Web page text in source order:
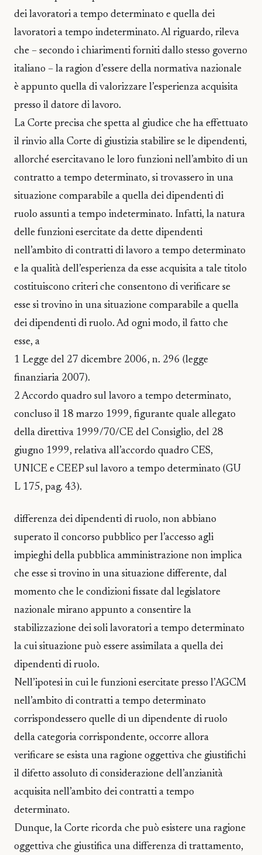
dei lavoratori a tempo determinato e quella dei
lavoratori a tempo indeterminato. Al riguardo, rileva
che – secondo i chiarimenti forniti dallo stesso governo
italiano – la ragion d’essere della normativa nazionale
è appunto quella di valorizzare l’esperienza acquisita
presso il datore di lavoro.
La Corte precisa che spetta al giudice che ha effettuato
il rinvio alla Corte di giustizia stabilire se le dipendenti,
allorché esercitavano le loro funzioni nell’ambito di un
contratto a tempo determinato, si trovassero in una
situazione comparabile a quella dei dipendenti di
ruolo assunti a tempo indeterminato. Infatti, la natura
delle funzioni esercitate da dette dipendenti
nell’ambito di contratti di lavoro a tempo determinato
e la qualità dell’esperienza da esse acquisita a tale titolo
costituiscono criteri che consentono di verificare se
esse si trovino in una situazione comparabile a quella
dei dipendenti di ruolo. Ad ogni modo, il fatto che
esse, a
1 Legge del 27 dicembre 2006, n. 296 (legge
finanziaria 2007).
2 Accordo quadro sul lavoro a tempo determinato,
concluso il 18 marzo 1999, figurante quale allegato
della direttiva 1999/70/CE del Consiglio, del 28
giugno 1999, relativa all’accordo quadro CES,
UNICE e CEEP sul lavoro a tempo determinato (GU
L 175, pag. 43).
differenza dei dipendenti di ruolo, non abbiano
superato il concorso pubblico per l’accesso agli
impieghi della pubblica amministrazione non implica
che esse si trovino in una situazione differente, dal
momento che le condizioni fissate dal legislatore
nazionale mirano appunto a consentire la
stabilizzazione dei soli lavoratori a tempo determinato
la cui situazione può essere assimilata a quella dei
dipendenti di ruolo.
Nell’ipotesi in cui le funzioni esercitate presso l’AGCM
nell’ambito di contratti a tempo determinato
corrispondessero quelle di un dipendente di ruolo
della categoria corrispondente, occorre allora
verificare se esista una ragione oggettiva che giustifichi
il difetto assoluto di considerazione dell’anzianità
acquisita nell’ambito dei contratti a tempo
determinato.
Dunque, la Corte ricorda che può esistere una ragione
oggettiva che giustifica una differenza di trattamento,